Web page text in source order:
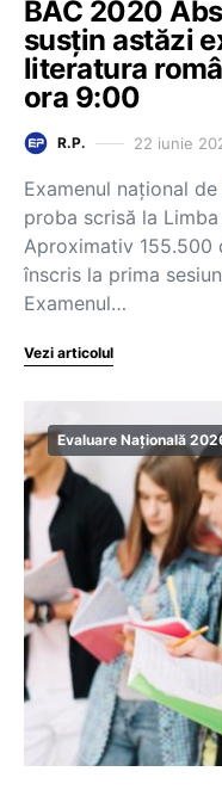
BAC 2020
susțin astăzi
literatura
ora 9:00
R.P. 22 iunie
Examenul național
proba scrisă la
Aproximativ 155.500
înscris la prima
Examenul…
Vezi articolul
Evaluare Națională